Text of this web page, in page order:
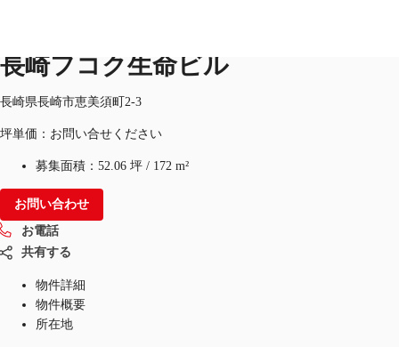
オフィス・事務所
倉庫・物流センター
地図検索
記事
お気に入り
お電話 お問合せ
長崎フコク生命ビル
長崎県長崎市恵美須町2-3
坪単価：お問い合せください
募集面積： 52.06 坪 / 172 m²
お問い合わせ
お電話
共有する
物件詳細
物件概要
所在地